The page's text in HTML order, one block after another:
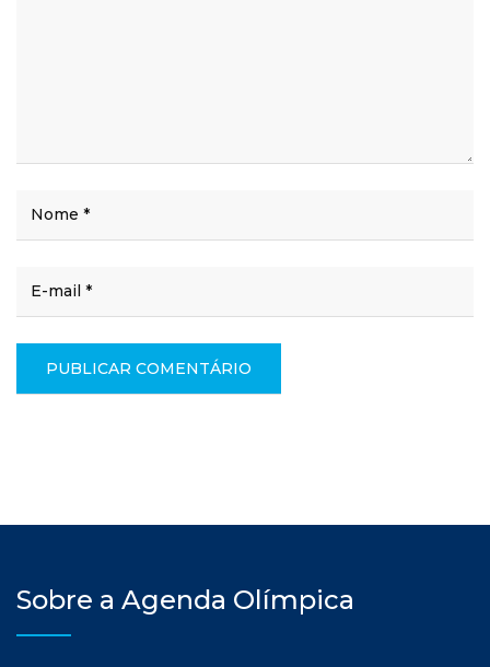
Sobre a Agenda Olímpica